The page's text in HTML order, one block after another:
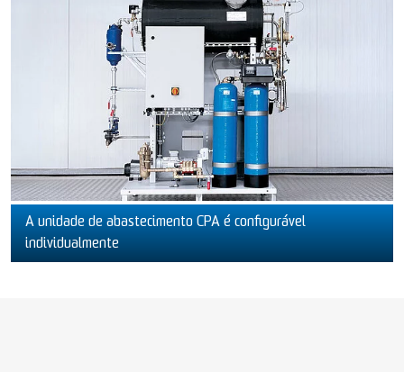
A unidade de abastecimento CPA é configurável
individualmente